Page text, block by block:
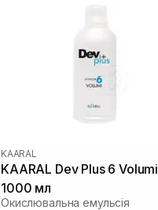
KAARAL
KAARAL Dev Plus 6 Volumi
1000 мл
Окислювальна емульсія